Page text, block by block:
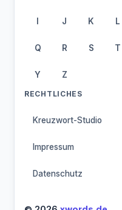
I J K L
Q R S T
Y Z
RECHTLICHES
Kreuzwort-Studio
Impressum
Datenschutz